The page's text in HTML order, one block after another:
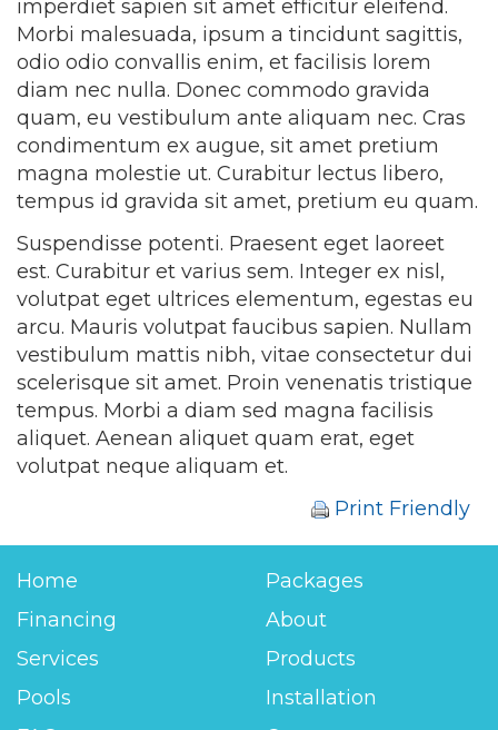
imperdiet sapien sit amet efficitur eleifend.
Morbi malesuada, ipsum a tincidunt sagittis,
odio odio convallis enim, et facilisis lorem
diam nec nulla. Donec commodo gravida
quam, eu vestibulum ante aliquam nec. Cras
condimentum ex augue, sit amet pretium
magna molestie ut. Curabitur lectus libero,
tempus id gravida sit amet, pretium eu quam.
Suspendisse potenti. Praesent eget laoreet
est. Curabitur et varius sem. Integer ex nisl,
volutpat eget ultrices elementum, egestas eu
arcu. Mauris volutpat faucibus sapien. Nullam
vestibulum mattis nibh, vitae consectetur dui
scelerisque sit amet. Proin venenatis tristique
tempus. Morbi a diam sed magna facilisis
aliquet. Aenean aliquet quam erat, eget
volutpat neque aliquam et.
Print Friendly
Home
Packages
Financing
About
Services
Products
Pools
Installation